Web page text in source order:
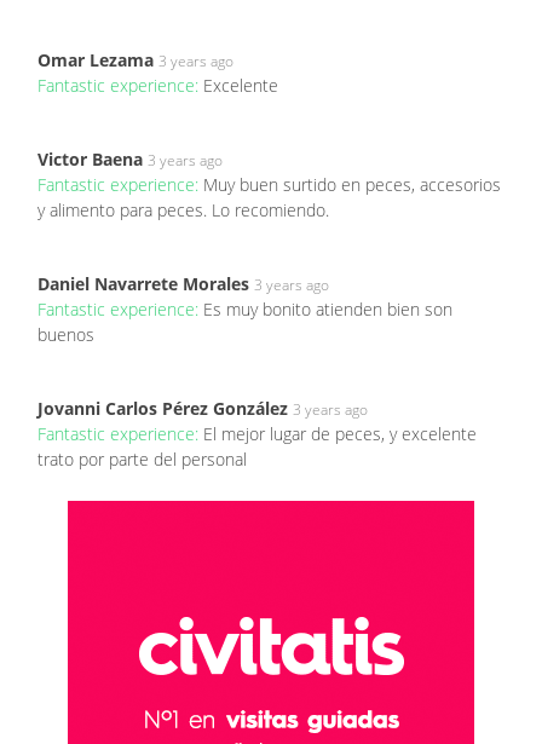
Omar Lezama 3 years ago
Fantastic experience: Excelente
Victor Baena 3 years ago
Fantastic experience: Muy buen surtido en peces, accesorios
y alimento para peces. Lo recomiendo.
Daniel Navarrete Morales 3 years ago
Fantastic experience: Es muy bonito atienden bien son
buenos
Jovanni Carlos Pérez González 3 years ago
Fantastic experience: El mejor lugar de peces, y excelente
trato por parte del personal